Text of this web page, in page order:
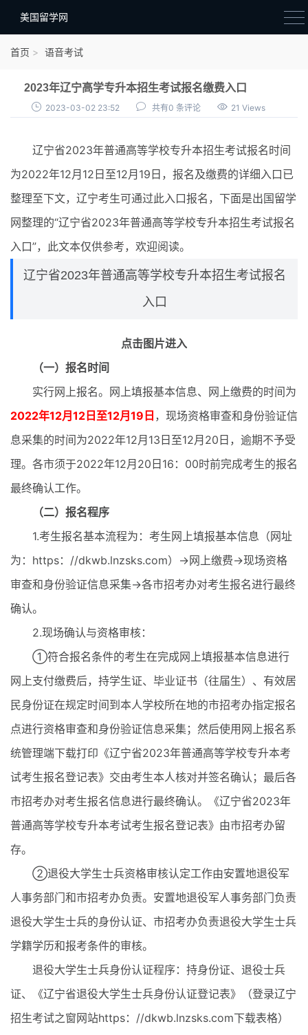
美国留学网
院校选择
材料准备
签证办理
留学生活
首页 语音考试
2023年辽宁高学专升本招生考试报名缴费入口
2023-03-02 23:52 共有0 条评论 21 Views
辽宁省2023年普通高等学校专升本招生考试报名时间
为2022年12月12日至12月19日，报名及缴费的详细入口已
整理至下文，辽宁考生可通过此入口报名，下面是出国留学
网整理的“辽宁省2023年普通高等学校专升本招生考试报名
入口”，此文本仅供参考，欢迎阅读。
辽宁省2023年普通高等学校专升本招生考试报名
入口
点击图片进入
（一）报名时间
实行网上报名。网上填报基本信息、网上缴费的时间为
2022年12月12日至12月19日 ，现场资格审查和身份验证信
息采集的时间为2022年12月13日至12月20日，逾期不予受
理。各市须于2022年12月20日16：00时前完成考生的报名
最终确认工作。
（二）报名程序
1.考生报名基本流程为：考生网上填报基本信息（网址
为：https：//dkwb.lnzsks.com）→网上缴费→现场资格
审查和身份验证信息采集→各市招考办对考生报名进行最终
确认。
2.现场确认与资格审核：
①符合报名条件的考生在完成网上填报基本信息进行
网上支付缴费后，持学生证、毕业证书（往届生）、有效居
民身份证在规定时间到本人学校所在地的市招考办指定报名
点进行资格审查和身份验证信息采集；然后使用网上报名系
统管理端下载打印《辽宁省2023年普通高等学校专升本考
试考生报名登记表》交由考生本人核对并签名确认；最后各
市招考办对考生报名信息进行最终确认。《辽宁省2023年
普通高等学校专升本考试考生报名登记表》由市招考办留
存。
②退役大学生士兵资格审核认定工作由安置地退役军
人事务部门和市招考办负责。安置地退役军人事务部门负责
退役大学生士兵的身份认证、市招考办负责退役大学生士兵
学籍学历和报考条件的审核。
退役大学生士兵身份认证程序：持身份证、退役士兵
证、《辽宁省退役大学生士兵身份认证登记表》（登录辽宁
招生考试之窗网站https：//dkwb.lnzsks.com下载表格）